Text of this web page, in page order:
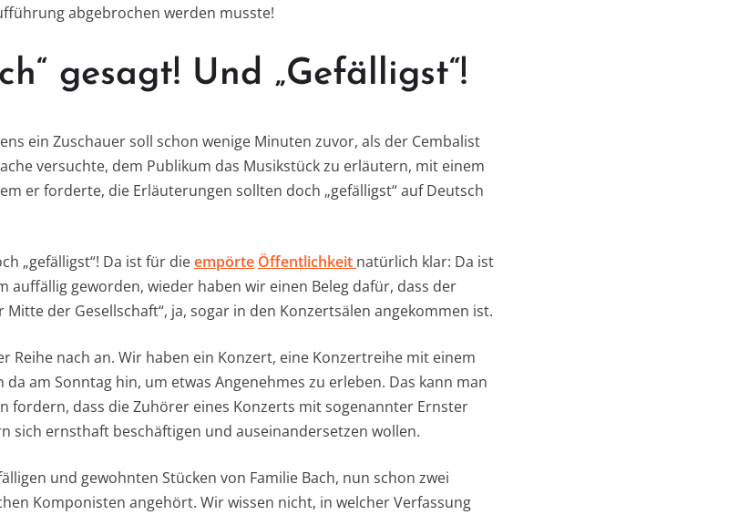
abgebrochen werden musste!
gesagt! Und „Gefälligst“!
ein Zuschauer soll schon wenige Minuten zuvor, als der Cembalist
versuchte, dem Publikum das Musikstück zu erläutern, mit einem
er forderte, die Erläuterungen sollten doch „gefälligst“ auf Deutsch
„gefälligst“! Da ist für dieempörte Öffentlichkeit natürlich klar: Da ist
auffällig geworden, wieder haben wir einen Beleg dafür, dass der
der Gesellschaft“, ja, sogar in den Konzertsälen angekommen ist.
Reihe nach an. Wir haben ein Konzert, eine Konzertreihe mit einem
am Sonntag hin, um etwas Angenehmes zu erleben. Das kann man
fordern, dass die Zuhörer eines Konzerts mit sogenannter Ernster
sich ernsthaft beschäftigen und auseinandersetzen wollen.
und gewohnten Stücken von Familie Bach, nun schon zwei
Komponisten angehört. Wir wissen nicht, in welcher Verfassung